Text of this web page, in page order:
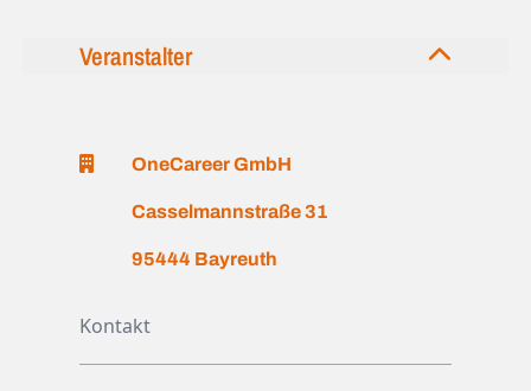
Veranstalter
OneCareer GmbH
Casselmannstraße 31
95444 Bayreuth
Kontakt